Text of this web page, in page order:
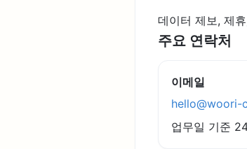
데이터 제보, 제
주요 연락처
이메일
hello@woori-
업무일 기준